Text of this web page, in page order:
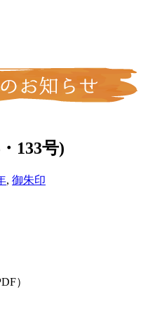
133号)
, 御朱印
）